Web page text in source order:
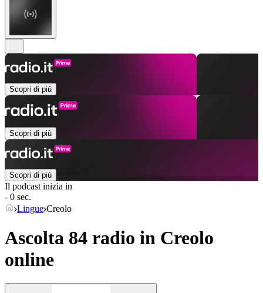
Scopri di più
Scopri di più
Scopri di più
Il podcast inizia in
- 0 sec.
Lingue Creolo
Ascolta 84 radio in Creolo
online